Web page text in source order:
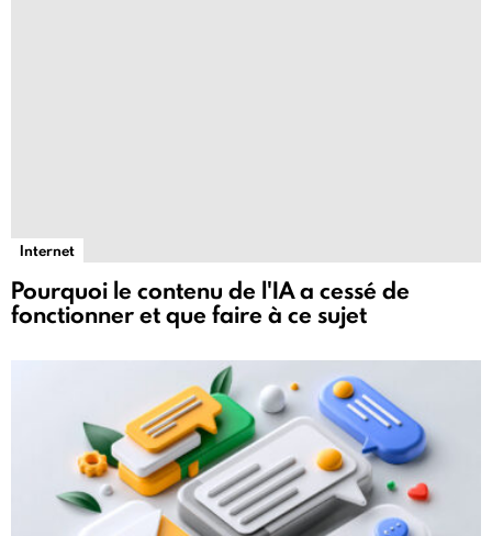
Internet
Pourquoi le contenu de l'IA a cessé de
fonctionner et que faire à ce sujet